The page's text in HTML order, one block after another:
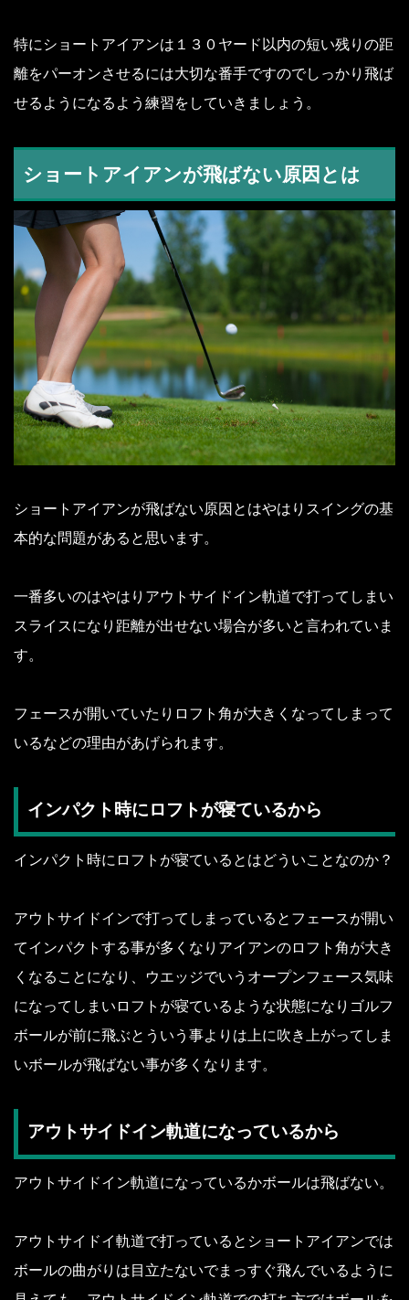
特にショートアイアンは１３０ヤード以内の短い残りの距
離をパーオンさせるには大切な番手ですのでしっかり飛ば
せるようになるよう練習をしていきましょう。
ショートアイアンが飛ばない原因とは
ショートアイアンが飛ばない原因とはやはりスイングの基
本的な問題があると思います。
一番多いのはやはりアウトサイドイン軌道で打ってしまい
スライスになり距離が出せない場合が多いと言われていま
す。
フェースが開いていたりロフト角が大きくなってしまって
いるなどの理由があげられます。
インパクト時にロフトが寝ているから
インパクト時にロフトが寝ているとはどういことなのか？
アウトサイドインで打ってしまっているとフェースが開い
てインパクトする事が多くなりアイアンのロフト角が大き
くなることになり、ウエッジでいうオープンフェース気味
になってしまいロフトが寝ているような状態になりゴルフ
ボールが前に飛ぶとういう事よりは上に吹き上がってしま
いボールが飛ばない事が多くなります。
アウトサイドイン軌道になっているから
アウトサイドイン軌道になっているかボールは飛ばない。
アウトサイドイ軌道で打っているとショートアイアンでは
ボールの曲がりは目立たないでまっすぐ飛んでいるように